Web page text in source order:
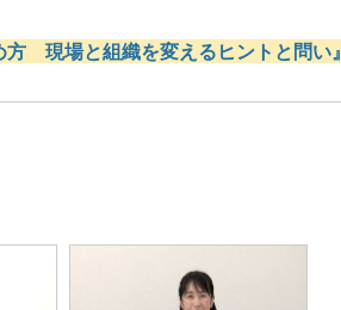
方 現場と組織を変えるヒントと問い』